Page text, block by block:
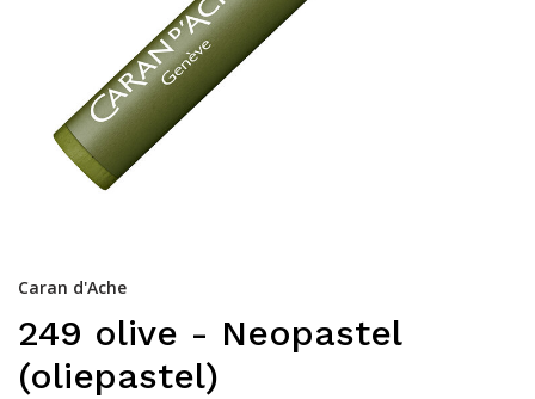
Caran d'Ache
249 olive - Neopastel
(oliepastel)